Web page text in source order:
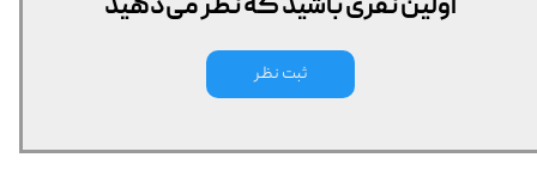
اولین نفری باشید که نظر می‌دهید
ثبت نظر